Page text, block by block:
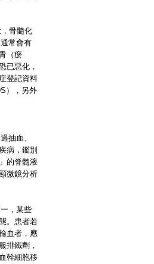
骨髓化
常會有
（瘀
已惡化，
登記資料
），另外
抽血、
病，鑑別
的脊髓液
微鏡分析
，某些
。患者若
血者，應
排鐵劑，
幹細胞移